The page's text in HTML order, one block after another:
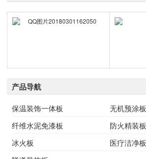
产品导航
保温装饰一体板
无机预涂板
纤维水泥免漆板
防火精装板
冰火板
医疗洁净板